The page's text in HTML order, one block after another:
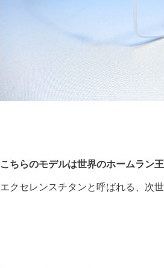
こちらのモデルは世界のホームラン王
エクセレンスチタンと呼ばれる、次